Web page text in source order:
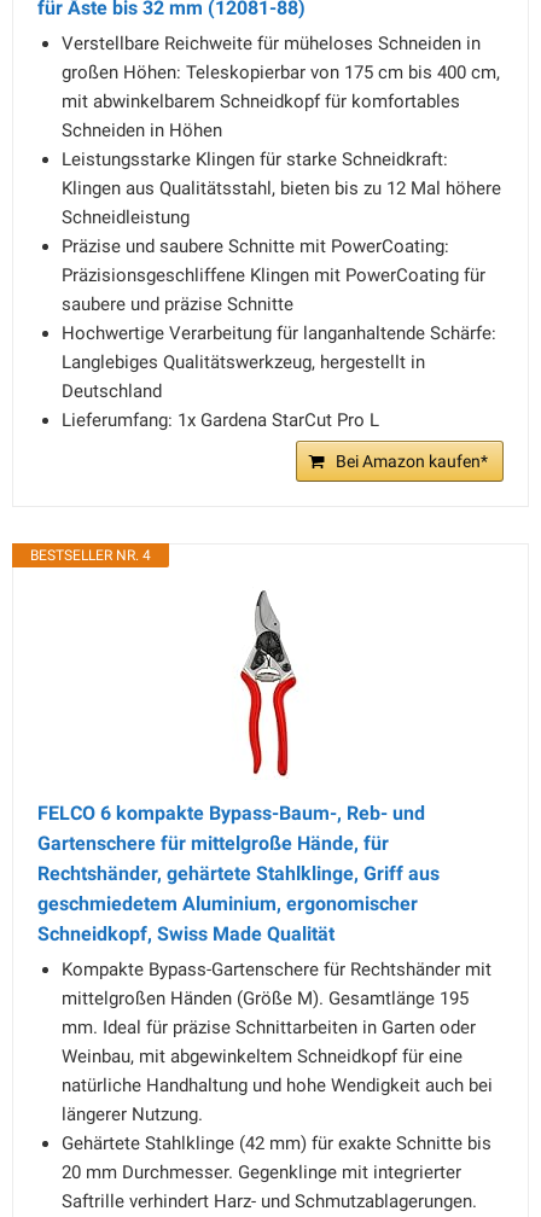
für Äste bis 32 mm (12081-88)
Verstellbare Reichweite für müheloses Schneiden in
großen Höhen: Teleskopierbar von 175 cm bis 400 cm,
mit abwinkelbarem Schneidkopf für komfortables
Schneiden in Höhen
Leistungsstarke Klingen für starke Schneidkraft:
Klingen aus Qualitätsstahl, bieten bis zu 12 Mal höhere
Schneidleistung
Präzise und saubere Schnitte mit PowerCoating:
Präzisionsgeschliffene Klingen mit PowerCoating für
saubere und präzise Schnitte
Hochwertige Verarbeitung für langanhaltende Schärfe:
Langlebiges Qualitätswerkzeug, hergestellt in
Deutschland
Lieferumfang: 1x Gardena StarCut Pro L
Bei Amazon kaufen*
BESTSELLER NR. 4
FELCO 6 kompakte Bypass-Baum-, Reb- und
Gartenschere für mittelgroße Hände, für
Rechtshänder, gehärtete Stahlklinge, Griff aus
geschmiedetem Aluminium, ergonomischer
Schneidkopf, Swiss Made Qualität
Kompakte Bypass-Gartenschere für Rechtshänder mit
mittelgroßen Händen (Größe M). Gesamtlänge 195
mm. Ideal für präzise Schnittarbeiten in Garten oder
Weinbau, mit abgewinkeltem Schneidkopf für eine
natürliche Handhaltung und hohe Wendigkeit auch bei
längerer Nutzung.
Gehärtete Stahlklinge (42 mm) für exakte Schnitte bis
20 mm Durchmesser. Gegenklinge mit integrierter
Saftrille verhindert Harz- und Schmutzablagerungen.